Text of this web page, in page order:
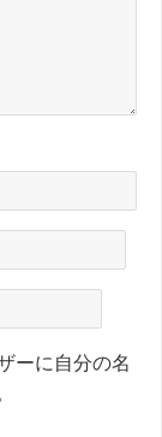
ーに自分の名